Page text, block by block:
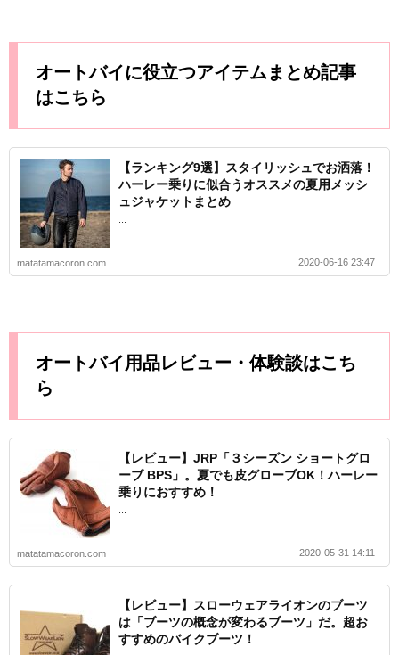
オートバイに役立つアイテムまとめ記事
はこちら
【ランキング9選】スタイリッシュでお洒落！
ハーレー乗りに似合うオススメの夏用メッシ
ュジャケットまとめ
matatamacoron.com 2020-06-16 23:47
オートバイ用品レビュー・体験談はこち
ら
【レビュー】JRP「３シーズン ショートグロ
ーブ BPS」。夏でも皮グローブOK！ハーレー
乗りにおすすめ！
matatamacoron.com 2020-05-31 14:11
【レビュー】スローウェアライオンのブーツ
は「ブーツの概念が変わるブーツ」だ。超お
すすめのバイクブーツ！